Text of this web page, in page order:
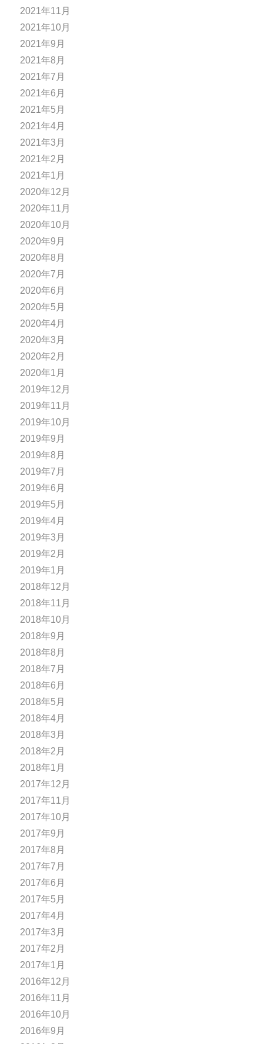
2021年11月
2021年10月
2021年9月
2021年8月
2021年7月
2021年6月
2021年5月
2021年4月
2021年3月
2021年2月
2021年1月
2020年12月
2020年11月
2020年10月
2020年9月
2020年8月
2020年7月
2020年6月
2020年5月
2020年4月
2020年3月
2020年2月
2020年1月
2019年12月
2019年11月
2019年10月
2019年9月
2019年8月
2019年7月
2019年6月
2019年5月
2019年4月
2019年3月
2019年2月
2019年1月
2018年12月
2018年11月
2018年10月
2018年9月
2018年8月
2018年7月
2018年6月
2018年5月
2018年4月
2018年3月
2018年2月
2018年1月
2017年12月
2017年11月
2017年10月
2017年9月
2017年8月
2017年7月
2017年6月
2017年5月
2017年4月
2017年3月
2017年2月
2017年1月
2016年12月
2016年11月
2016年10月
2016年9月